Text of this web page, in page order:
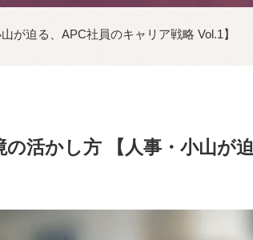
が迫る、APC社員のキャリア戦略 Vol.1】
活かし方 【人事・小山が迫